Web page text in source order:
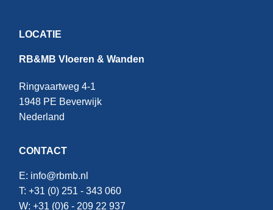
LOCATIE
RB&MB Vloeren & Wanden
Ringvaartweg 4-1
1948 PE Beverwijk
Nederland
CONTACT
E: info@rbmb.nl
T: +31 (0) 251 - 343 060
W: +31 (0)6 - 209 22 937